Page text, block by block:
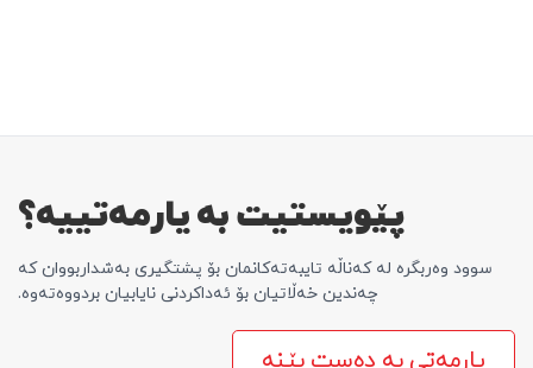
پێویستیت بە یارمەتییە؟
سوود وەربگرە لە کەناڵە تایبەتەکانمان بۆ پشتگیری بەشداربووان کە
چەندین خەڵاتیان بۆ ئەداکردنی نایابیان بردووەتەوە.
یارمەتی بە دەست بێنە